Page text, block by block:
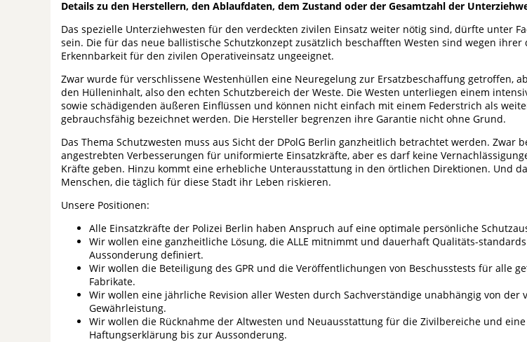
Details zu den Herstellern, den Ablaufdaten, dem Zustand oder der Gesamtzahl der
Das spezielle Unterziehwesten für den verdeckten zivilen Einsatz weiter nötig sind, dürfte unter
sein. Die für das neue ballistische Schutzkonzept zusätzlich beschafften Westen sind wegen ihrer
Erkennbarkeit für den zivilen Operativeinsatz ungeeignet.
Zwar wurde für verschlissene Westenhüllen eine Neuregelung zur Ersatzbeschaffung getroffen,
den Hülleninhalt, also den echten Schutzbereich der Weste. Die Westen unterliegen einem
sowie schädigenden äußeren Einflüssen und können nicht einfach mit einem Federstrich als
gebrauchsfähig bezeichnet werden. Die Hersteller begrenzen ihre Garantie nicht ohne Grund.
Das Thema Schutzwesten muss aus Sicht der DPolG Berlin ganzheitlich betrachtet werden. Zwar
angestrebten Verbesserungen für uniformierte Einsatzkräfte, aber es darf keine
Kräfte geben. Hinzu kommt eine erhebliche Unterausstattung in den örtlichen Direktionen. Und
Menschen, die täglich für diese Stadt ihr Leben riskieren.
Unsere Positionen:
Alle Einsatzkräfte der Polizei Berlin haben Anspruch auf eine optimale persönliche
Wir wollen eine ganzheitliche Lösung, die ALLE mitnimmt und dauerhaft Qualitäts-
Aussonderung definiert.
Wir wollen die Beteiligung des GPR und die Veröffentlichungen von Beschusstests für alle
Fabrikate.
Wir wollen eine jährliche Revision aller Westen durch Sachverständige unabhängig von der
Gewährleistung.
Wir wollen die Rücknahme der Altwesten und Neuausstattung für die Zivilbereiche und
Haftungserklärung bis zur Aussonderung.